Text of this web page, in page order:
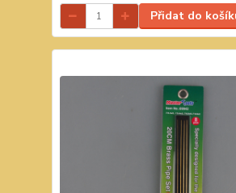
Přidat do